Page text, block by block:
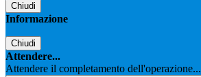
Chiudi
Informazione
Chiudi
Attendere...
Attendere il completamento dell'operazione...